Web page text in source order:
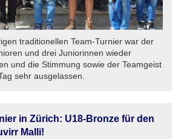
traditionellen Team-Turnier war der
und drei Juniorinnen wieder
und die Stimmung sowie der Teamgeist
sehr ausgelassen.
in Zürich: U18-Bronze für den
Malli!